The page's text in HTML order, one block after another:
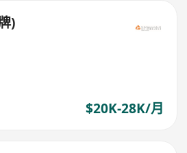
)
$20K-28K/月